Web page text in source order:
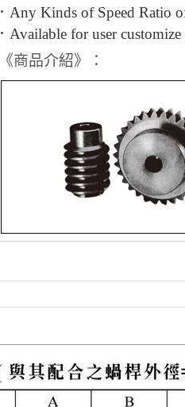
．Any Kinds of Speed Ratio
．Available for user
《商品介紹》：